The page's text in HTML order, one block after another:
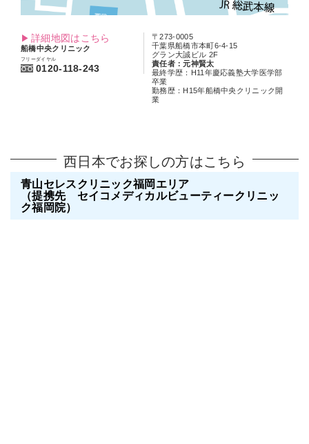
詳細地図はこちら
船橋中央クリニック
フリーダイヤル
0120-118-243
〒273-0005
千葉県船橋市本町6-4-15
グラン大誠ビル 2F
責任者：元神賢太
最終学歴：H11年慶応義塾大学医学部
卒業
勤務歴：H15年船橋中央クリニック開
業
西日本でお探しの方はこちら
青山セレスクリニック福岡エリア
（提携先 セイコメディカルビューティークリニッ
ク福岡院）